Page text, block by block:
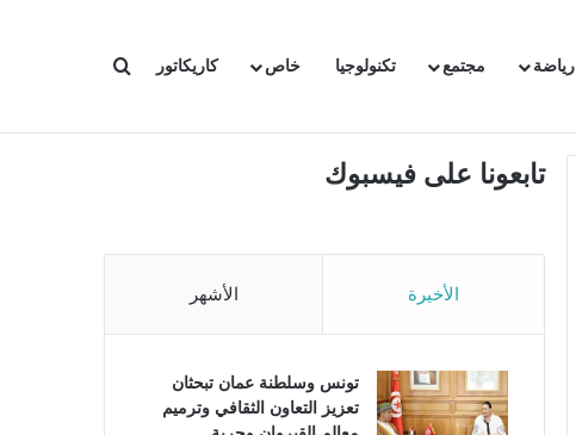
رياضة مجتمع تكنولوجيا خاص كاريكاتور بحث عن
تابعونا على فيسبوك
الأخيرة الأشهر
تونس وسلطنة عمان تبحثان
تعزيز التعاون الثقافي وترميم